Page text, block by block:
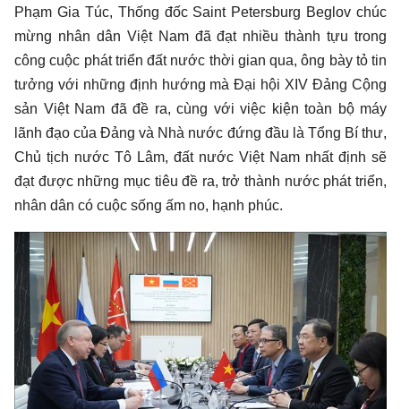
Phạm Gia Túc, Thống đốc Saint Petersburg Beglov chúc
mừng nhân dân Việt Nam đã đạt nhiều thành tựu trong
công cuộc phát triển đất nước thời gian qua, ông bày tỏ tin
tưởng với những định hướng mà Đại hội XIV Đảng Cộng
sản Việt Nam đã đề ra, cùng với việc kiện toàn bộ máy
lãnh đạo của Đảng và Nhà nước đứng đầu là Tổng Bí thư,
Chủ tịch nước Tô Lâm, đất nước Việt Nam nhất định sẽ
đạt được những mục tiêu đề ra, trở thành nước phát triển,
nhân dân có cuộc sống ấm no, hạnh phúc.